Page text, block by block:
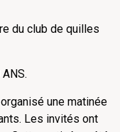
du club de quilles
une matinée
Les invités ont